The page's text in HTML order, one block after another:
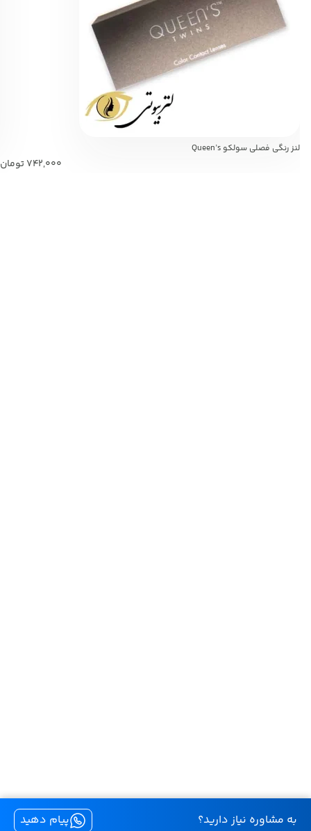
لنز رنگی فصلی سولکو Queen’s
742,000تومان
به مشاوره نیاز دارید؟ پیام دهید